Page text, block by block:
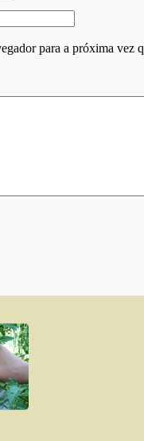
para a próxima vez